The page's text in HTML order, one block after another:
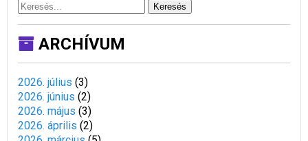
Keresés
ARCHÍVUM
2026. július (3)
2026. június (2)
2026. május (3)
2026. április (2)